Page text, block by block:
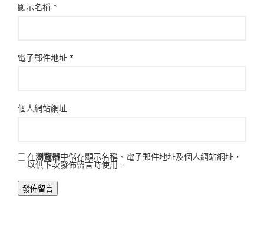
顯示名稱 *
電子郵件地址 *
個人網站網址
在瀏覽器中儲存顯示名稱、電子郵件地址及個人網站網址，
以供下次發佈留言時使用。